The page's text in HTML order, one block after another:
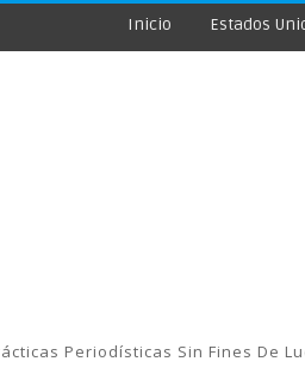
Inicio Estados
Periodísticas Sin Fines De